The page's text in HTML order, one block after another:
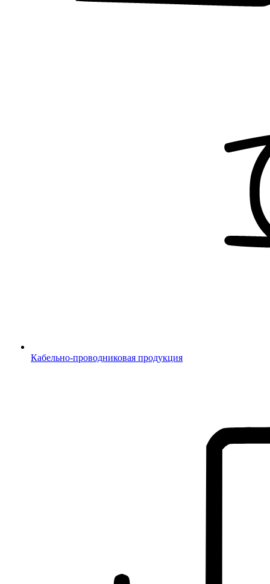
Кабельно-проводниковая продукция